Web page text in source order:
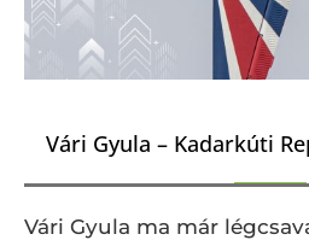
Vári Gyula – Kadarkúti
Vári Gyula ma már